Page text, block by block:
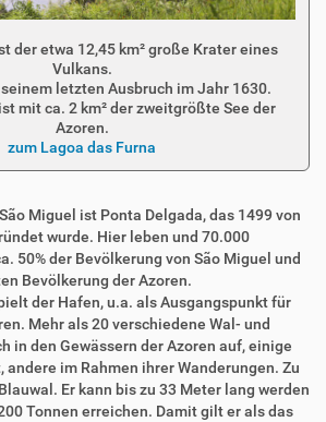
der etwa 12,45 km² große Krater eines
Vulkans.
letzten Ausbruch im Jahr 1630.
mit ca. 2 km² der zweitgrößte See der
Azoren.
zum Lagoa das Furna
Miguel ist Ponta Delgada, das 1499 von
wurde. Hier leben und 70.000
50% der Bevölkerung von São Miguel und
Bevölkerung der Azoren.
der Hafen, u.a. als Ausgangspunkt für
Mehr als 20 verschiedene Wal- und
in den Gewässern der Azoren auf, einige
andere im Rahmen ihrer Wanderungen. Zu
Er kann bis zu 33 Meter lang werden
Tonnen erreichen. Damit gilt er als das